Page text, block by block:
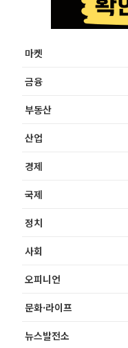
마켓
금융
부동산
산업
경제
국제
정치
사회
오피니언
문화·라이프
뉴스발전소